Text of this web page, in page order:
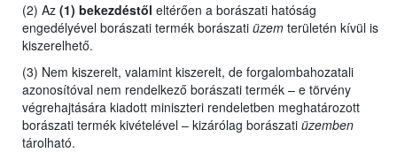
(2) Az (1) bekezdéstől eltérően a borászati hatóság
engedélyével borászati termék borászati üzem területén kívül is
kiszerelhető.
(3) Nem kiszerelt, valamint kiszerelt, de forgalombahozatali
azonosítóval nem rendelkező borászati termék – e törvény
végrehajtására kiadott miniszteri rendeletben meghatározott
borászati termék kivételével – kizárólag borászati üzemben
tárolható.